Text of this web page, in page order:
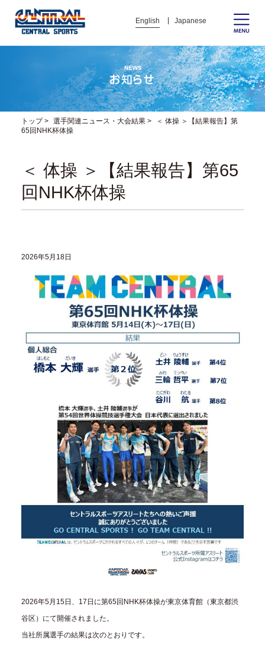
English Japanese
トップ> 選手関連ニュース・大会結果>
＜ 体操 ＞【結果報告】第
65回NHK杯体操
＜ 体操 ＞【結果報告】第65
回NHK杯体操
2026年5月18日
2026年5月15日、17日に第65回NHK杯体操が東京体育館（東京都渋
谷区）にて開催されました。
当社所属選手の結果は次のとおりです。